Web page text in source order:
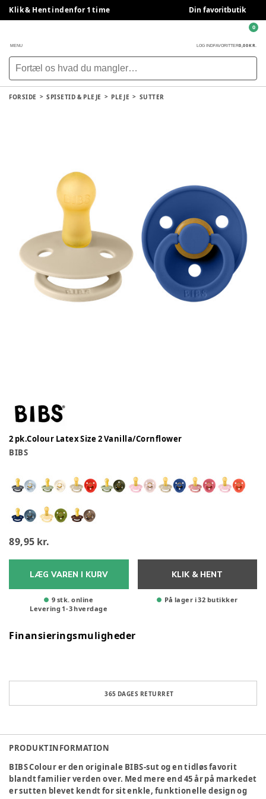
Klik & Hent indenfor 1 time Din favoritbutik
MENU LOG INDFAVORITTER0,00 KR.
0
FORSIDE SPISETID & PLEJE PLEJE SUTTER
2 pk.Colour Latex Size 2 Vanilla/Cornflower
BIBS
89,95 kr.
LÆG VAREN I KURV
9 stk. online
Levering 1-3hverdage
KLIK & HENT
På lager i 32 butikker
Finansieringsmuligheder
365 DAGES RETURRET
PRODUKTINFORMATION
BIBS Colour er den originale BIBS-sut og en tidløs favorit
blandt familier verden over. Med mere end 45 år på markedet
er sutten blevet kendt for sit enkle, funktionelle design og